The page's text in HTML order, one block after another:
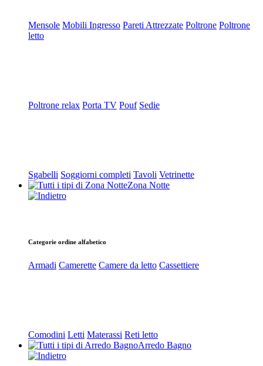
Mensole Mobili Ingresso Pareti Attrezzate Poltrone Poltrone
letto
Poltrone relax Porta TV Pouf Sedie
Sgabelli Soggiorni completi Tavoli Vetrinette
Zona Notte
Categorie ordine alfabetico
Armadi Camerette Camere da letto Cassettiere
Comodini Letti Materassi Reti letto
Arredo Bagno